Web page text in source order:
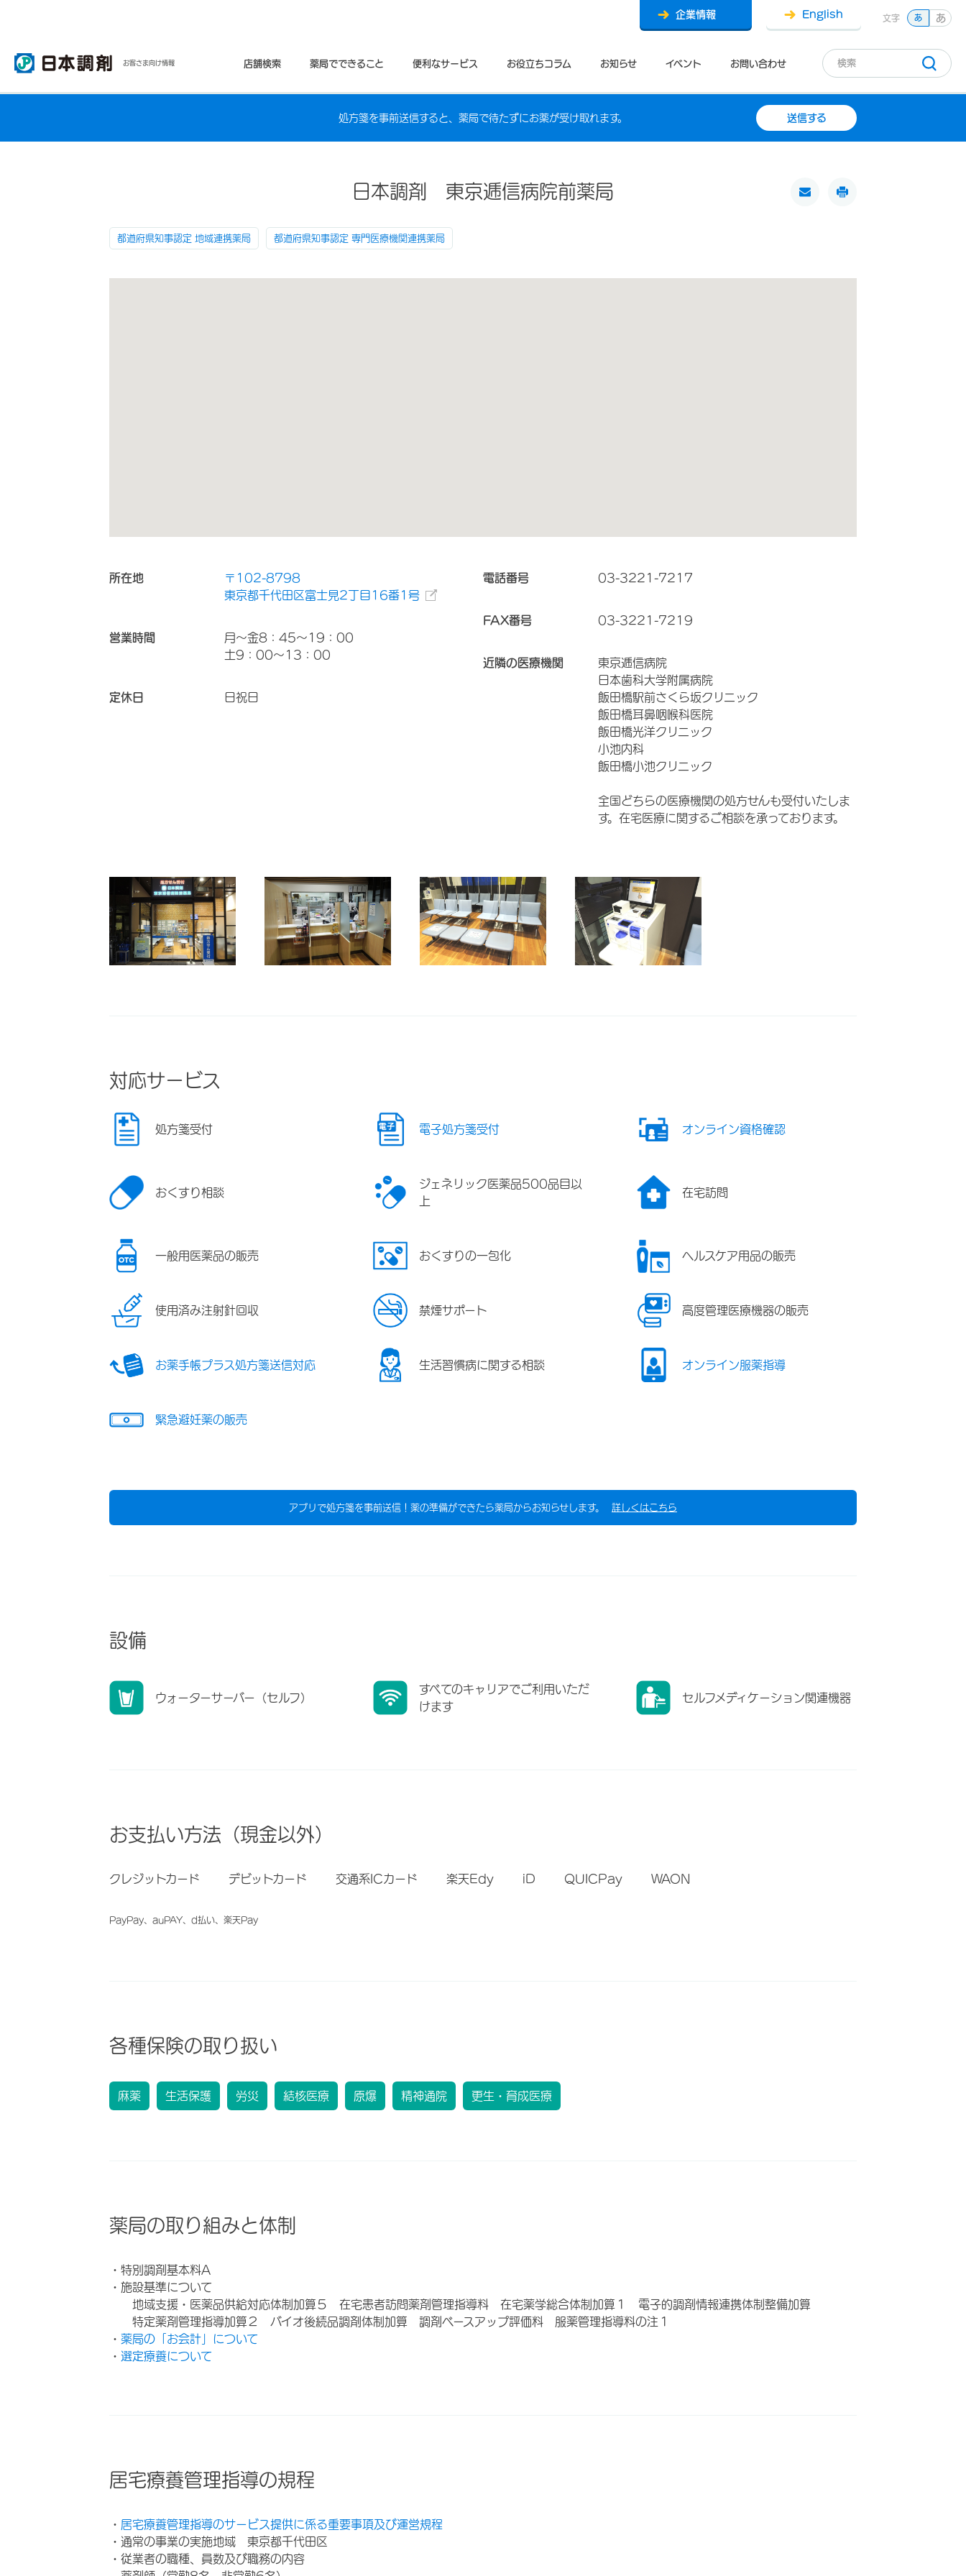
お客さま向け情報 店舗検索 薬局でできること 便利なサービス お役立ちコラム お知らせ イベント お問い合わせ
企業情報 English 文字 あ あ
処方箋を事前送信すると、薬局で待たずにお薬が受け取れます。 送信する
日本調剤 東京逓信病院前薬局
都道府県知事認定 地域連携薬局 都道府県知事認定 専門医療機関連携薬局
所在地
〒102-8798
東京都千代田区富士見2丁目16番1号
営業時間
月～金8：45～19：00
土9：00～13：00
定休日 日祝日
電話番号 03-3221-7217
FAX番号 03-3221-7219
近隣の医療機関
東京逓信病院
日本歯科大学附属病院
飯田橋駅前さくら坂クリニック
飯田橋耳鼻咽喉科医院
飯田橋光洋クリニック
小池内科
飯田橋小池クリニック
全国どちらの医療機関の処方せんも受付いたしま
す。在宅医療に関するご相談を承っております。
対応サービス
処方箋受付 電子処方箋受付 オンライン資格確認
おくすり相談
ジェネリック医薬品500品目以
上
在宅訪問
一般用医薬品の販売 おくすりの一包化 ヘルスケア用品の販売
使用済み注射針回収 禁煙サポート 高度管理医療機器の販売
お薬手帳プラス処方箋送信対応 生活習慣病に関する相談 オンライン服薬指導
緊急避妊薬の販売
アプリで処方箋を事前送信！薬の準備ができたら薬局からお知らせします。 詳しくはこちら
設備
ウォーターサーバー（セルフ）
すべてのキャリアでご利用いただ
けます
セルフメディケーション関連機器
お支払い方法（現金以外）
クレジットカード デビットカード 交通系ICカード 楽天Edy iD QUICPay WAON
PayPay、auPAY、d払い、楽天Pay
各種保険の取り扱い
麻薬 生活保護 労災 結核医療 原爆 精神通院 更生・育成医療
薬局の取り組みと体制
・特別調剤基本料A
・施設基準について
地域支援・医薬品供給対応体制加算５ 在宅患者訪問薬剤管理指導料 在宅薬学総合体制加算１ 電子的調剤情報連携体制整備加算
特定薬剤管理指導加算２ バイオ後続品調剤体制加算 調剤ベースアップ評価料 服薬管理指導料の注１
・ 薬局の「お会計」について
・ 選定療養について
居宅療養管理指導の規程
・ 居宅療養管理指導のサービス提供に係る重要事項及び運営規程
・通常の事業の実施地域 東京都千代田区
・従業者の職種、員数及び職務の内容